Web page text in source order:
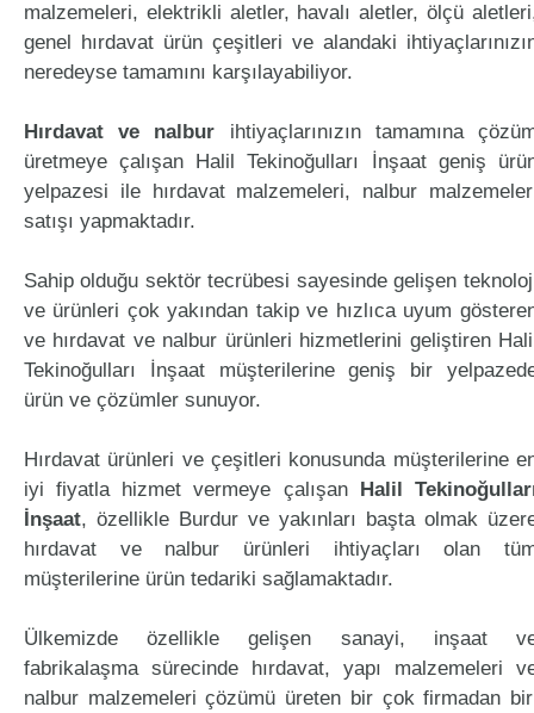
malzemeleri, elektrikli aletler, havalı aletler, ölçü
genel hırdavat ürün çeşitleri ve alandaki
neredeyse tamamını karşılayabiliyor.
Hırdavat ve nalbur ihtiyaçlarınızın tamamına
üretmeye çalışan Halil Tekinoğulları İnşaat geniş
yelpazesi ile hırdavat malzemeleri, nalbur
satışı yapmaktadır.
Sahip olduğu sektör tecrübesi sayesinde gelişen
ve ürünleri çok yakından takip ve hızlıca uyum
ve hırdavat ve nalbur ürünleri hizmetlerini geliştiren
Tekinoğulları İnşaat müşterilerine geniş bir
ürün ve çözümler sunuyor.
Hırdavat ürünleri ve çeşitleri konusunda müşterilerine
iyi fiyatla hizmet vermeye çalışan Halil
İnşaat, özellikle Burdur ve yakınları başta olmak
hırdavat ve nalbur ürünleri ihtiyaçları olan
müşterilerine ürün tedariki sağlamaktadır.
Ülkemizde özellikle gelişen sanayi, inşaat
fabrikalaşma sürecinde hırdavat, yapı malzemeleri
nalbur malzemeleri çözümü üreten bir çok firmadan